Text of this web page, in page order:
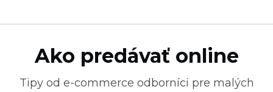
Ako predávať online
Tipy od e-commerce odborníci pre malých